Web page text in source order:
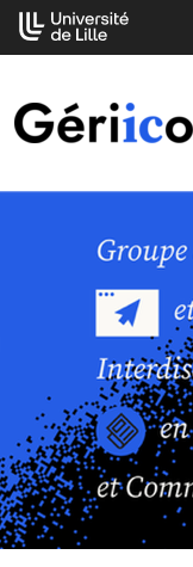
Aller
au
Cookies management